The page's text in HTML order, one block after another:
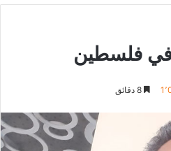
في فلسطين